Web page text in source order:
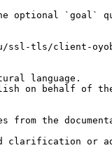
optional `goal`
tls/client-
language.
on behalf of
from the
clarification